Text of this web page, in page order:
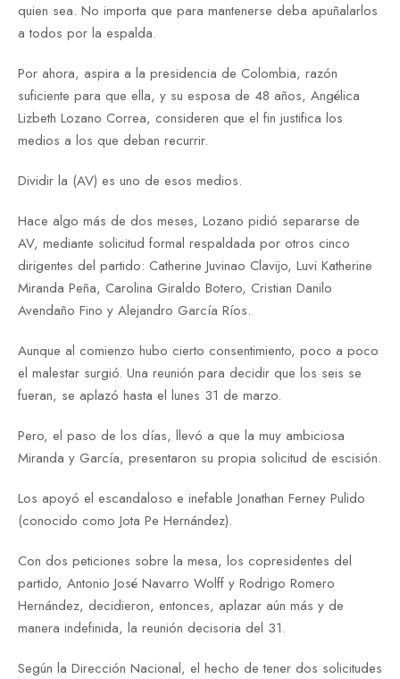
quien sea. No importa que para mantenerse deba apuñalarlos
a todos por la espalda.
Por ahora, aspira a la presidencia de Colombia, razón
suficiente para que ella, y su esposa de 48 años, Angélica
Lizbeth Lozano Correa, consideren que el fin justifica los
medios a los que deban recurrir.
Dividir la (AV) es uno de esos medios.
Hace algo más de dos meses, Lozano pidió separarse de
AV, mediante solicitud formal respaldada por otros cinco
dirigentes del partido: Catherine Juvinao Clavijo, Luvi Katherine
Miranda Peña, Carolina Giraldo Botero, Cristian Danilo
Avendaño Fino y Alejandro García Ríos.
Aunque al comienzo hubo cierto consentimiento, poco a poco
el malestar surgió. Una reunión para decidir que los seis se
fueran, se aplazó hasta el lunes 31 de marzo.
Pero, el paso de los días, llevó a que la muy ambiciosa
Miranda y García, presentaron su propia solicitud de escisión.
Los apoyó el escandaloso e inefable Jonathan Ferney Pulido
(conocido como Jota Pe Hernández).
Con dos peticiones sobre la mesa, los copresidentes del
partido, Antonio José Navarro Wolff y Rodrigo Romero
Hernández, decidieron, entonces, aplazar aún más y de
manera indefinida, la reunión decisoria del 31.
Según la Dirección Nacional, el hecho de tener dos solicitudes